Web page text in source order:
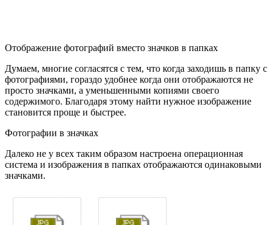
Отображение фотографий вместо значков в папках
Думаем, многие согласятся с тем, что когда заходишь в папку с
фотографиями, гораздо удобнее когда они отображаются не
просто значками, а уменьшенными копиями своего
содержимого. Благодаря этому найти нужное изображение
становится проще и быстрее.
Фотографии в значках
Далеко не у всех таким образом настроена операционная
система и изображения в папках отображаются одинаковыми
значками.